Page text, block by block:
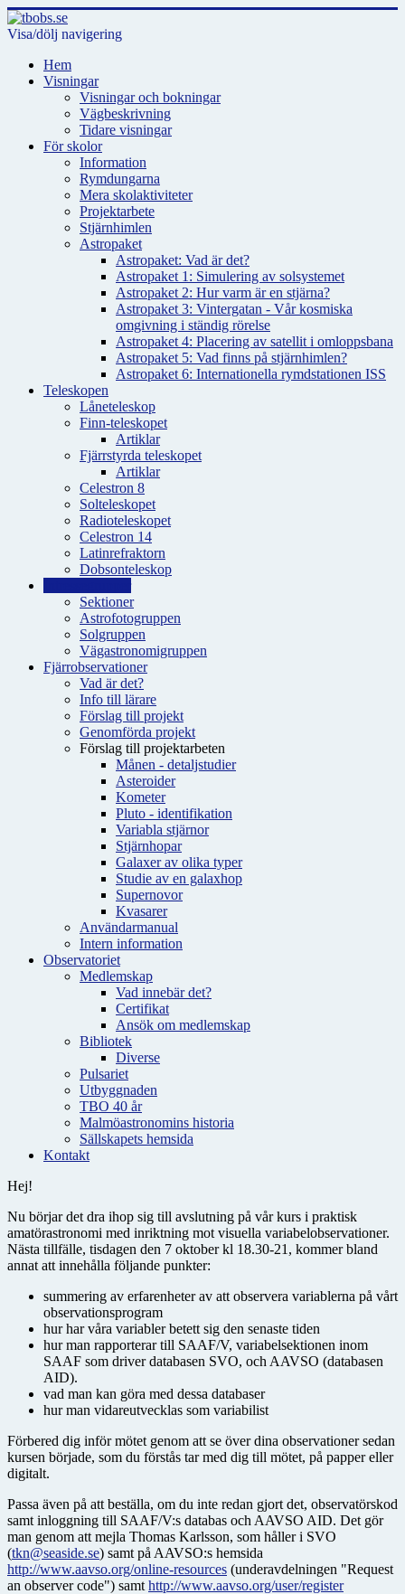
Visa/dölj navigering
Hem
Visningar
Visningar och bokningar
Vägbeskrivning
Tidare visningar
För skolor
Information
Rymdungarna
Mera skolaktiviteter
Projektarbete
Stjärnhimlen
Astropaket
Astropaket: Vad är det?
Astropaket 1: Simulering av solsystemet
Astropaket 2: Hur varm är en stjärna?
Astropaket 3: Vintergatan - Vår kosmiska
omgivning i ständig rörelse
Astropaket 4: Placering av satellit i omloppsbana
Astropaket 5: Vad finns på stjärnhimlen?
Astropaket 6: Internationella rymdstationen ISS
Teleskopen
Låneteleskop
Finn-teleskopet
Artiklar
Fjärrstyrda teleskopet
Artiklar
Celestron 8
Solteleskopet
Radioteleskopet
Celestron 14
Latinrefraktorn
Dobsonteleskop
Sektioner
Astrofotogruppen
Solgruppen
Vägastronomigruppen
Fjärrobservationer
Vad är det?
Info till lärare
Förslag till projekt
Genomförda projekt
Förslag till projektarbeten
Månen - detaljstudier
Asteroider
Kometer
Pluto - identifikation
Variabla stjärnor
Stjärnhopar
Galaxer av olika typer
Studie av en galaxhop
Supernovor
Kvasarer
Användarmanual
Intern information
Observatoriet
Medlemskap
Vad innebär det?
Certifikat
Ansök om medlemskap
Bibliotek
Diverse
Pulsariet
Utbyggnaden
TBO 40 år
Malmöastronomins historia
Sällskapets hemsida
Kontakt
Hej!
Nu börjar det dra ihop sig till avslutning på vår kurs i praktisk
amatörastronomi med inriktning mot visuella variabelobservationer.
Nästa tillfälle, tisdagen den 7 oktober kl 18.30-21, kommer bland
annat att innehålla följande punkter:
summering av erfarenheter av att observera variablerna på vårt
observationsprogram
hur har våra variabler betett sig den senaste tiden
hur man rapporterar till SAAF/V, variabelsektionen inom
SAAF som driver databasen SVO, och AAVSO (databasen
AID).
vad man kan göra med dessa databaser
hur man vidareutvecklas som variabilist
Förbered dig inför mötet genom att se över dina observationer sedan
kursen började, som du förstås tar med dig till mötet, på papper eller
digitalt.
Passa även på att beställa, om du inte redan gjort det, observatörskod
samt inloggning till SAAF/V:s databas och AAVSO AID. Det gör
man genom att mejla Thomas Karlsson, som håller i SVO
(tkn@seaside.se) samt på AAVSO:s hemsida
http://www.aavso.org/online-resources (underavdelningen "Request
an observer code") samt http://www.aavso.org/user/register